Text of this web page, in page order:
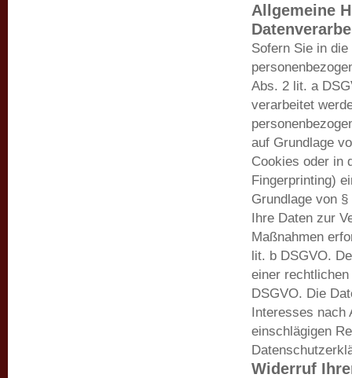
Allgemeine
Sofern Sie in
Abs. 2 lit. a
verarbeitet
auf Grundlage
Cookies oder in
Fingerprinting)
Grundlage von
Ihre Daten zur
Maßnahmen
lit. b DSGVO.
einer
DSGVO. Die
Interesses nach
einschlägigen
Widerruf